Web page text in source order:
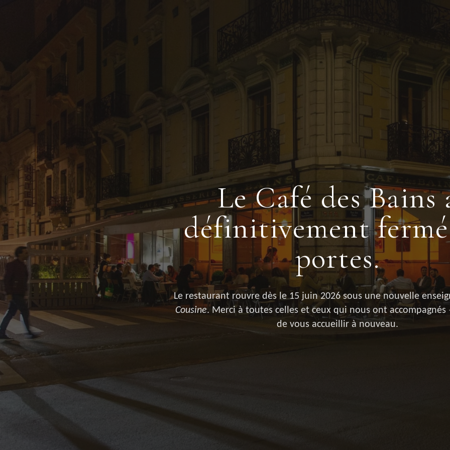
Le Café des Bains
définitivement fermé
portes.
Le restaurant rouvre dès le 15 juin 2026 sous une nouvelle
Cousine. Merci à toutes celles et ceux qui nous ont
de vous accueillir à nouveau.